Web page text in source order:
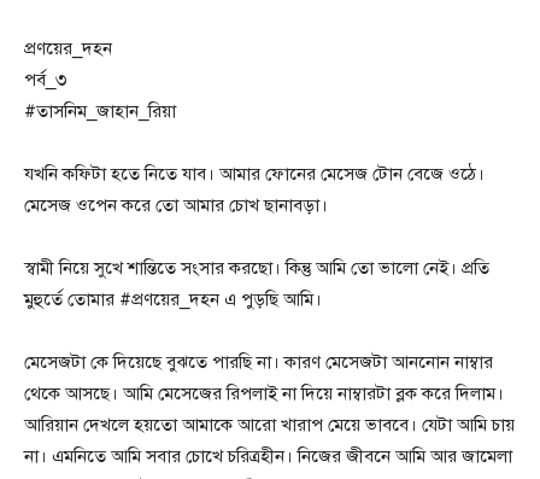
প্রণয়ের_দহন
পর্ব_৩
#তাসনিম_জাহান_রিয়া
যখনি কফিটা হতে নিতে যাব। আমার ফোনের মেসেজ টোন বেজে ওঠে।
মেসেজ ওপেন করে তো আমার চোখ ছানাবড়া।
স্বামী নিয়ে সুখে শান্তিতে সংসার করছো। কিন্তু আমি তো ভালো নেই। প্রতি
মুহুর্তে তোমার #প্রণয়ের_দহন এ পুড়ছি আমি।
মেসেজটা কে দিয়েছে বুঝতে পারছি না। কারণ মেসেজটা আননোন নাম্বার
থেকে আসছে। আমি মেসেজের রিপলাই না দিয়ে নাম্বারটা ব্লক করে দিলাম।
আরিয়ান দেখলে হয়তো আমাকে আরো খারাপ মেয়ে ভাববে। যেটা আমি চায়
না। এমনিতে আমি সবার চোখে চরিত্রহীন। নিজের জীবনে আমি আর জামেলা